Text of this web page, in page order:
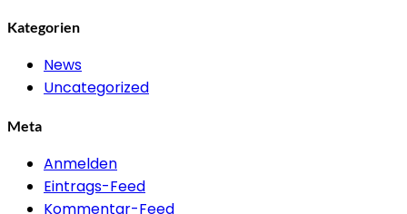
Kategorien
News
Uncategorized
Meta
Anmelden
Eintrags-Feed
Kommentar-Feed